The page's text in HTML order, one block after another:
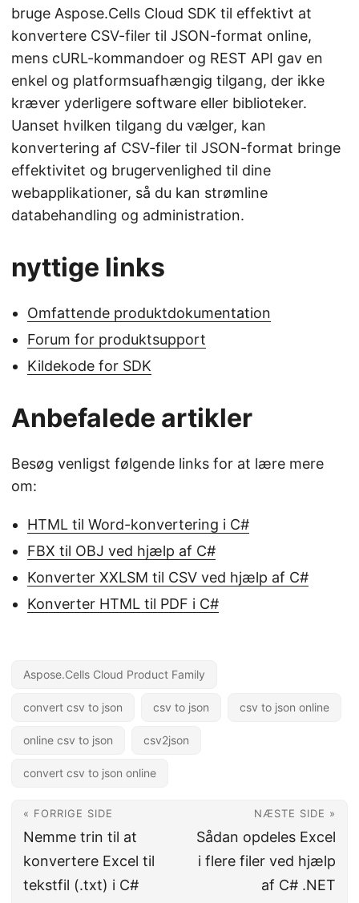
bruge Aspose.Cells Cloud SDK til effektivt at
konvertere CSV-filer til JSON-format online,
mens cURL-kommandoer og REST API gav en
enkel og platformsuafhængig tilgang, der ikke
kræver yderligere software eller biblioteker.
Uanset hvilken tilgang du vælger, kan
konvertering af CSV-filer til JSON-format bringe
effektivitet og brugervenlighed til dine
webapplikationer, så du kan strømline
databehandling og administration.
nyttige links
Omfattende produktdokumentation
Forum for produktsupport
Kildekode for SDK
Anbefalede artikler
Besøg venligst følgende links for at lære mere
om:
HTML til Word-konvertering i C#
FBX til OBJ ved hjælp af C#
Konverter XXLSM til CSV ved hjælp af C#
Konverter HTML til PDF i C#
Aspose.Cells Cloud Product Family
convert csv to json csv to json csv to json online
online csv to json csv2json
convert csv to json online
« FORRIGE SIDE
Nemme trin til at
konvertere Excel til
tekstfil (.txt) i C#
NÆSTE SIDE »
Sådan opdeles Excel
i flere filer ved hjælp
af C# .NET